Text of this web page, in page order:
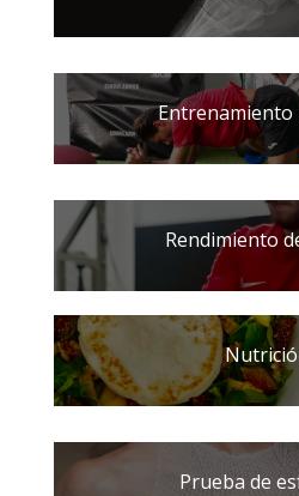
Entrenamiento
Rendimiento
Prueba de